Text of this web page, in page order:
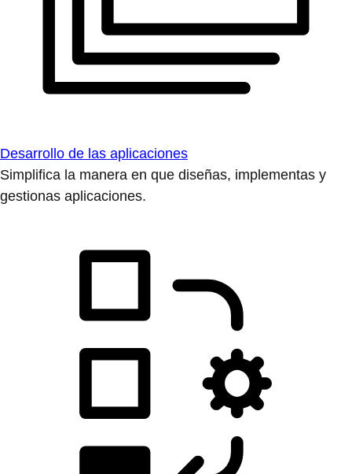
Desarrollo de las aplicaciones
Simplifica la manera en que diseñas, implementas y
gestionas aplicaciones.